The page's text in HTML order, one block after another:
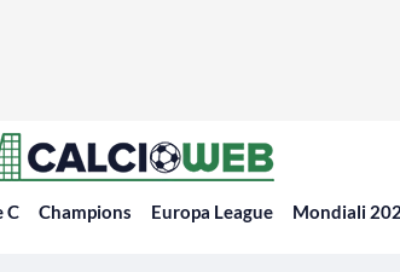
C Champions Europa League Mondiali